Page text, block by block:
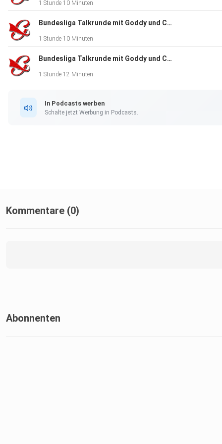
1 Stunde 10 Minuten
Bundesliga Talkrunde mit Goddy und Co. - 2. Absteiger gesucht und gefunden? - XIV -
1 Stunde 10 Minuten
Bundesliga Talkrunde mit Goddy und Co. - Die Super League - XII -
1 Stunde 12 Minuten
In Podcasts werben
Schalte jetzt Werbung in Podcasts.
Kommentare (0)
Abonnenten